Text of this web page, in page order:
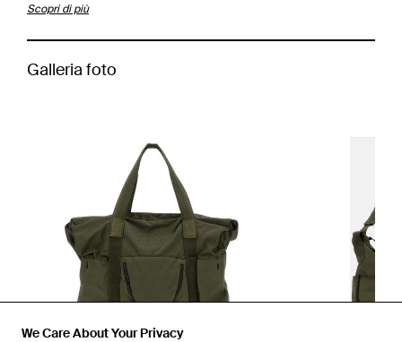
We Care About Your Privacy
Scopri di più
Galleria foto